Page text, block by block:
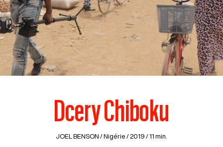
Dcery Chiboku
JOEL BENSON / Nigérie / 2019 / 11 min.